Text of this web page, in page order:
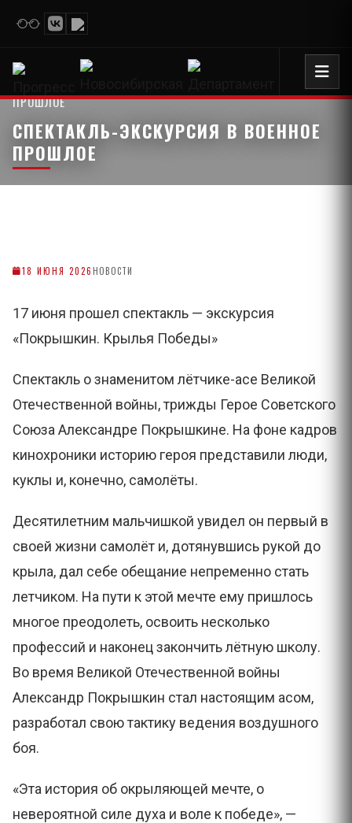
СПЕКТАКЛЬ-ЭКСКУРСИЯ В ВОЕННОЕ
ПРОШЛОЕ
СПЕКТАКЛЬ-ЭКСКУРСИЯ В ВОЕННОЕ
ПРОШЛОЕ
18 ИЮНЯ 2026НОВОСТИ
17 июня прошел спектакль — экскурсия
«Покрышкин. Крылья Победы»
Спектакль о знаменитом лётчике-асе Великой
Отечественной войны, трижды Герое Советского
Союза Александре Покрышкине. На фоне кадров
кинохроники историю героя представили люди,
куклы и, конечно, самолёты.
Десятилетним мальчишкой увидел он первый в
своей жизни самолёт и, дотянувшись рукой до
крыла, дал себе обещание непременно стать
летчиком. На пути к этой мечте ему пришлось
многое преодолеть, освоить несколько
профессий и наконец закончить лётную школу.
Во время Великой Отечественной войны
Александр Покрышкин стал настоящим асом,
разработал свою тактику ведения воздушного
боя.
«Эта история об окрыляющей мечте, о
невероятной силе духа и воле к победе», —